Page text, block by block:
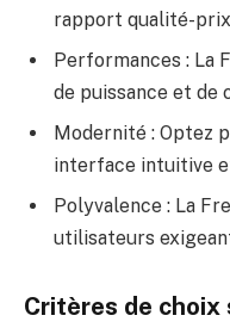
rapport qualité-
Performances : La
de puissance et de
Modernité : Optez
interface intuitive
Polyvalence : La
utilisateurs
Critères de choix